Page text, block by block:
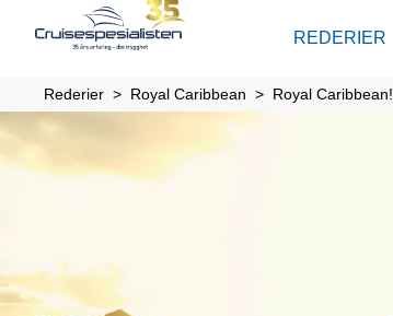
REDERIER
Rederier Royal Caribbean Royal Caribbean!